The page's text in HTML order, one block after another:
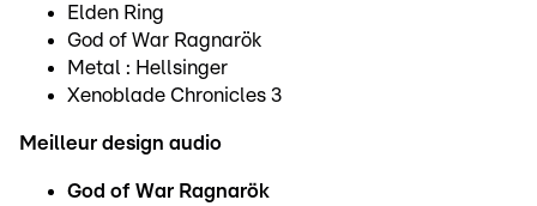
Elden Ring
God of War Ragnarök
Metal : Hellsinger
Xenoblade Chronicles 3
Meilleur design audio
God of War Ragnarök